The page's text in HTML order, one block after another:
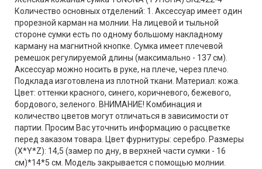
Количество основных отделений: 1. Аксессуар имеет один
прорезной карман на молнии. На лицевой и тыльной
стороне сумки есть по одному большому накладному
карману на магнитной кнопке. Сумка имеет плечевой
ремешок регулируемой длины (максимально - 137 см).
Аксессуар можно носить в руке, на плече, через плечо.
Подклада изготовлена из плотной ткани. Материал: кожа.
Цвет: оттенки красного, синего, коричневого, бежевого,
бордового, зеленого. ВНИМАНИЕ! Комбинация и
количество цветов могут отличаться в зависимости от
партии. Просим Вас уточнить информацию о расцветке
перед заказом товара. Цвет фурнитуры: серебро. Размеры
(X*Y*Z): 14,5 (замер по дну, в верхней части сумки - 16
см)*14*5 см. Модель закрывается с помощью молнии.